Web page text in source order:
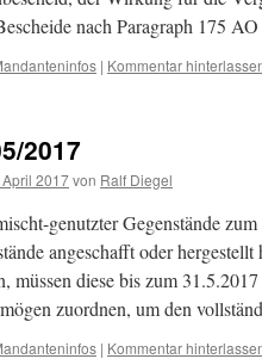
nach Paragraph 175
| Kommentar
2017
April 2017von Ralf Diegel
genutzter Gegenstände
angeschafft oder
müssen diese bis zum
zuordnen, um den
| Kommentar